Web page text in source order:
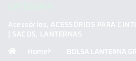
Acessórios, ACESSÓRIOS PARA
| SACOS , LANTERNAS
Home BOLSA LANTERNA